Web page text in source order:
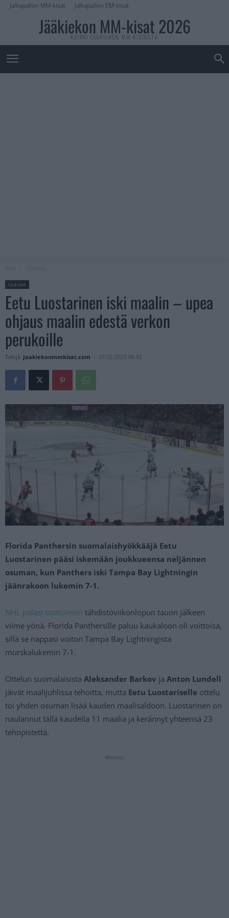
Jalkapallon MM-kisat Jalkapallon EM-kisat
Jääkiekon MM-kisat 2026
KAIKKI JÄÄKIEKON MM-KISOISTA
Uutiset
Eetu Luostarinen iski maalin – upea
ohjaus maalin edestä verkon
perukoille
Tekijä Jaakiekonmmkisat.com - 07.02.2023 08:43
Florida Panthersin suomalaishyökkääjä Eetu
Luostarinen pääsi iskemään joukkueensa neljännen
osuman, kun Panthers iski Tampa Bay Lightningin
jäänrakoon lukemin 7-1.
NHL palasi tositoimiin tähdistöviikonlopun tauon jälkeen
viime yönä. Florida Panthersille paluu kaukaloon oli voittoisa,
sillä se nappasi voiton Tampa Bay Lightningista
murskalukemin 7-1.
Ottelun suomalaisista Aleksander Barkov ja Anton Lundell
jäivät maalijuhlissa tehoitta, mutta Eetu Luostariselle ottelu
toi yhden osuman lisää kauden maalisaldoon. Luostarinen on
naulannut tällä kaudella 11 maalia ja kerännyt yhteensä 23
tehopistettä.
Mainos: